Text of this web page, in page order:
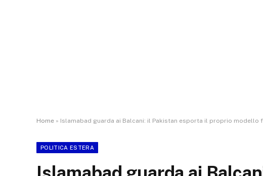
Home » Islamabad guarda ai Balcani: il Pakistan esporta il proprio modello
POLITICA ESTERA